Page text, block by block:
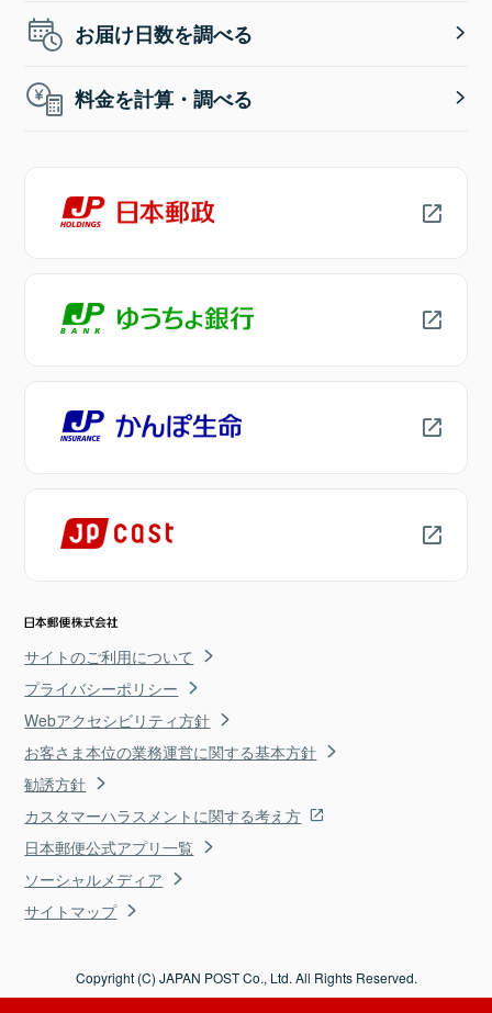
お届け日数を調べる
料金を計算・調べる
サイトのご利用について
プライバシーポリシー
Webアクセシビリティ方針
お客さま本位の業務運営に関する基本方針
勧誘方針
カスタマーハラスメントに関する考え方
日本郵便公式アプリ一覧
ソーシャルメディア
サイトマップ
Copyright (C) JAPAN POST Co., Ltd. All Rights Reserved.